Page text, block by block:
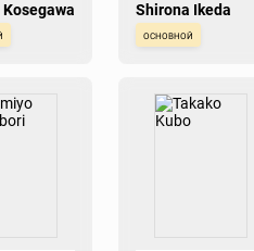
Shirona Ikeda
основной